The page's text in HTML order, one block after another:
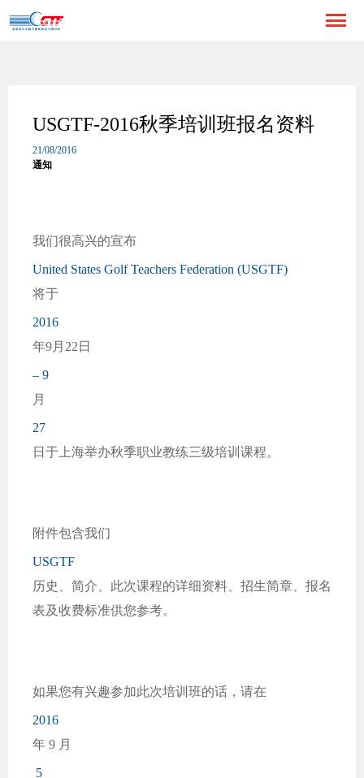
USGTF-2016秋季培训班报名资料
21/08/2016
通知
我们很高兴的宣布
United States Golf Teachers Federation (USGTF)
将于
2016
年9月22日
– 9
月
27
日于上海举办秋季职业教练三级培训课程。
附件包含我们
USGTF
历史、简介、此次课程的详细资料、招生简章、报名
表及收费标准供您参考。
如果您有兴趣参加此次培训班的话，请在
2016
年 9 月
5